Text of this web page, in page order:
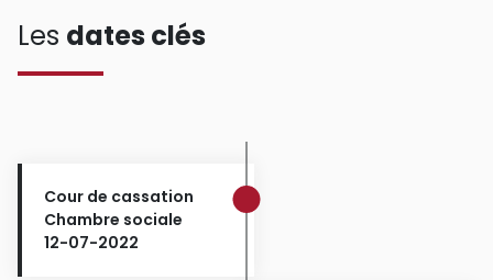
Les dates clés
Cour de cassation
Chambre sociale
12-07-2022